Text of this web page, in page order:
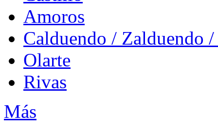
Amoros
Calduendo / Zalduendo
Olarte
Rivas
Más